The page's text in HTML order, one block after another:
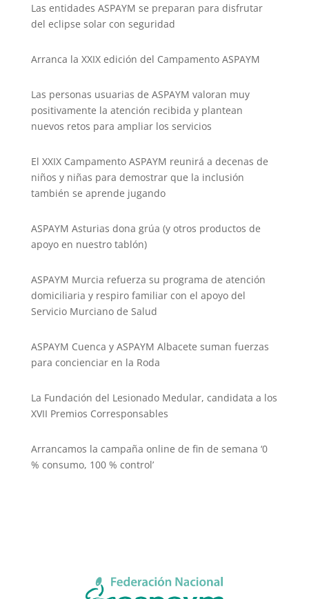
Las entidades ASPAYM se preparan para disfrutar
del eclipse solar con seguridad
Arranca la XXIX edición del Campamento ASPAYM
Las personas usuarias de ASPAYM valoran muy
positivamente la atención recibida y plantean
nuevos retos para ampliar los servicios
El XXIX Campamento ASPAYM reunirá a decenas de
niños y niñas para demostrar que la inclusión
también se aprende jugando
ASPAYM Asturias dona grúa (y otros productos de
apoyo en nuestro tablón)
ASPAYM Murcia refuerza su programa de atención
domiciliaria y respiro familiar con el apoyo del
Servicio Murciano de Salud
ASPAYM Cuenca y ASPAYM Albacete suman fuerzas
para concienciar en la Roda
La Fundación del Lesionado Medular, candidata a los
XVII Premios Corresponsables
Arrancamos la campaña online de fin de semana ‘0
% consumo, 100 % control’